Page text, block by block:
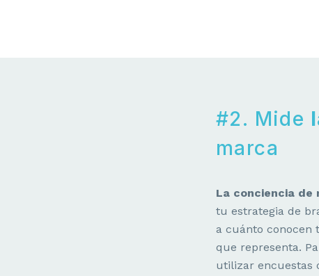
#2. Mide
marca
La conciencia de
tu estrategia de
a cuánto conocen
que representa.
utilizar encuestas